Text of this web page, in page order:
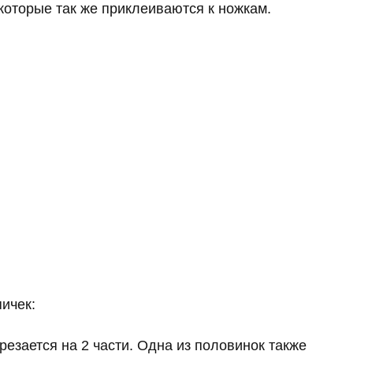
так же приклеиваются к ножкам.
на 2 части. Одна из половинок также